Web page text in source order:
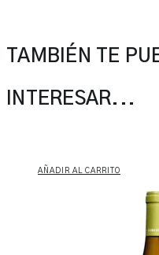
TAMBIÉN TE
INTERESAR...
AÑADIR AL CARRITO